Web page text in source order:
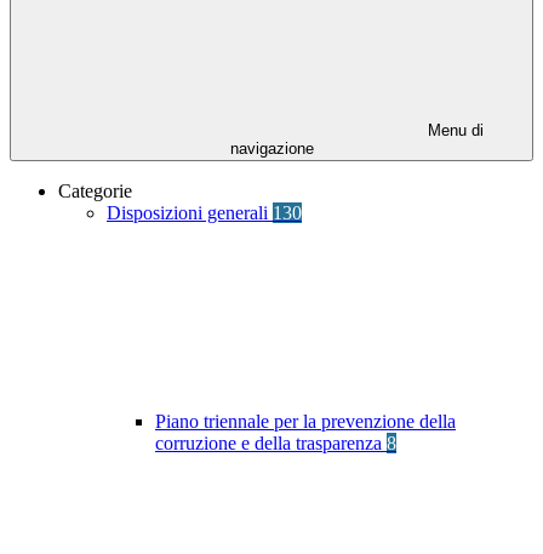
Menu di
navigazione
Categorie
Disposizioni generali 130
Piano triennale per la prevenzione della
corruzione e della trasparenza 8